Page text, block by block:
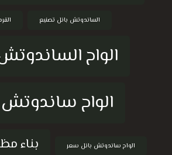
الساندوتش بانل تصنيع
الواح
الواح ساندوتش
الواح ساندوتش بانل سعر بناء